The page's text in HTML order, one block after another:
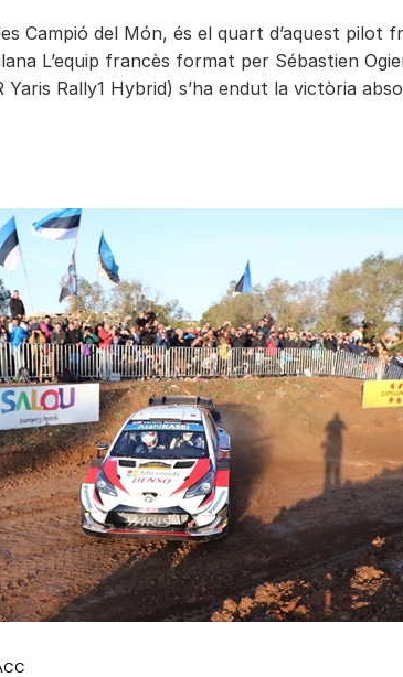
Campió del Món, és el quart d’aquest pilot
L’equip francès format per Sébastien
Yaris Rally1 Hybrid) s’ha endut la victòria